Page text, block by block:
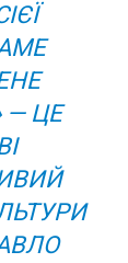
— ЦЕ